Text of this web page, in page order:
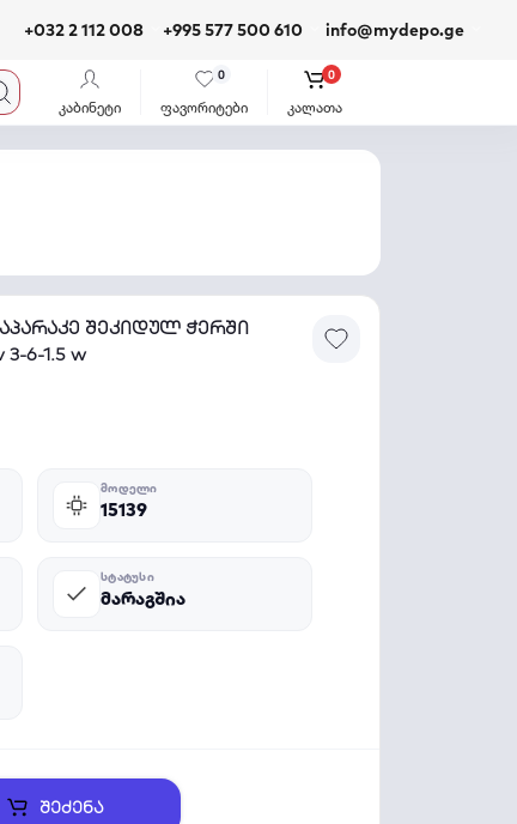
+032 2 112 008 +995 577 500 610 info@mydepo.ge
კაბინეტი ფავორიტები
0
კალათა
0
შეკიდულ ჭერში
6-1.5 w
ᲛᲝᲓᲔᲚᲘ
15139
ᲡᲢᲐᲢᲣᲡᲘ
მარაგშია
შეძენა